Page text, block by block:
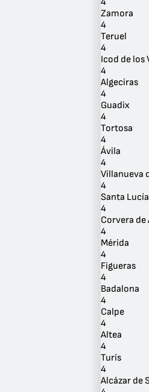
Zamora
4
Teruel
4
Icod de los
4
Algeciras
4
Guadix
4
Tortosa
4
Ávila
4
Villanueva
4
Santa Lucía
4
Corvera de
4
Mérida
4
Figueras
4
Badalona
4
Calpe
4
Altea
4
Turís
4
Alcázar de